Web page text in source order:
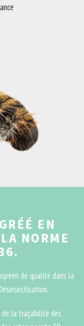
EN
NORME
de qualité dans la
la traçabilité des